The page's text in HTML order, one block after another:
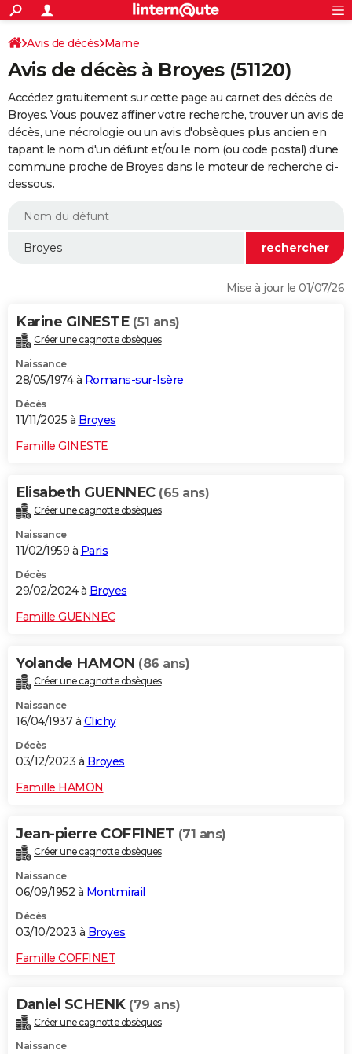
ACTUALITÉS
Politique
Société
Faits Divers
Education
Monde
Villes
+
SPORT
Coupe du monde 2026
Football
Tennis
Cyclisme
Rugby
Forum
Programme TV
TNT
Streaming
Cinéma
Sorties cinéma
Musique
+
FINANCE
Retraite
Epargne
Immobilier
Risques naturels par ville
Assurance
AUTO
Essais
Réserver un essai
Citadines
Berlines
SUV
Forum auto
+
HIGH-TECH
BRICOLAGE
WEEK-END
Alimentation
Guide de la santé
Maladies
Médicaments
Sommeil
VOYAGE
Destinations
City break
Voyage nature
Voyage de noces
Forum
Climat
+PHOTO
GUIDES D'ACHAT
Carte de Noël
Carte Bonne année
Carte Saint-Valentin
Carte Pâques
Carte d'anniversaire
DICTIONNAIRE
Dictionnaire
Biographies
Citations
Expressions
Proverbes
PROGRAMME TV
S'inscrire
Se connecter
Lycées
Collèges
Primaires
Universités
Entreprises
Service militaire
Avis de recherche
AVIS DE DÉCÈS
FORUM
Bricolage
Lifestyle
Culture
Auto
Television
Voyage
Cinema
Avis de décès Marne
Avis de décès à Broyes (51120)
Accédez gratuitement sur cette page au carnet des décès de
Broyes. Vous pouvez affiner votre recherche, trouver un avis de
décès, une nécrologie ou un avis d'obsèques plus ancien en
tapant le nom d'un défunt et/ou le nom (ou code postal) d'une
commune proche de Broyes dans le moteur de recherche ci-
dessous.
Mise à jour le 01/07/26
Karine GINESTE (51 ans)
Créer une cagnotte obsèques
Naissance
28/05/1974 à Romans-sur-Isère
Décès
11/11/2025 à Broyes
Famille GINESTE
Elisabeth GUENNEC (65 ans)
Créer une cagnotte obsèques
Naissance
11/02/1959 à Paris
Décès
29/02/2024 à Broyes
Famille GUENNEC
Yolande HAMON (86 ans)
Créer une cagnotte obsèques
Naissance
16/04/1937 à Clichy
Décès
03/12/2023 à Broyes
Famille HAMON
Jean-pierre COFFINET (71 ans)
Créer une cagnotte obsèques
Naissance
06/09/1952 à Montmirail
Décès
03/10/2023 à Broyes
Famille COFFINET
Daniel SCHENK (79 ans)
Créer une cagnotte obsèques
Naissance